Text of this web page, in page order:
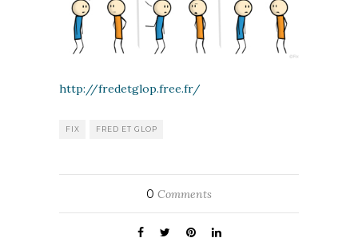
http://fredetglop.free.fr/
FIX FRED ET GLOP
0 Comments